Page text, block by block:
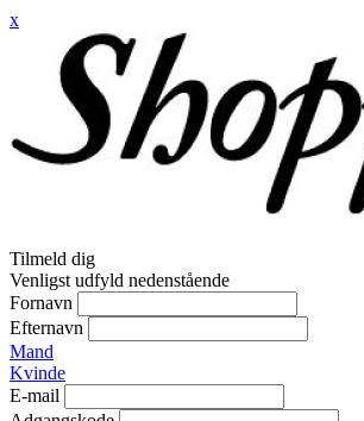
x
Tilmeld dig
Venligst udfyld nedenstående
Fornavn
Efternavn
Mand
Kvinde
E-mail